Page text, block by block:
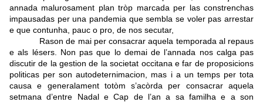
annada malurosament plan tròp marcada per las constrenchas
impausadas per una pandemia que sembla se voler pas arrestar
e que contunha, pauc o pro, de nos secutar,
Rason de mai per consacrar aquela temporada al repaus
e als lésers. Non pas que lo demai de l’annada nos calga pas
discutir de la gestion de la societat occitana e far de proposicions
politicas per son autodeternimacion, mas i a un temps per tota
causa e generalament totòm s’acòrda per consacrar aquela
setmana d’entre Nadal e Cap de l’an a sa familha e a son